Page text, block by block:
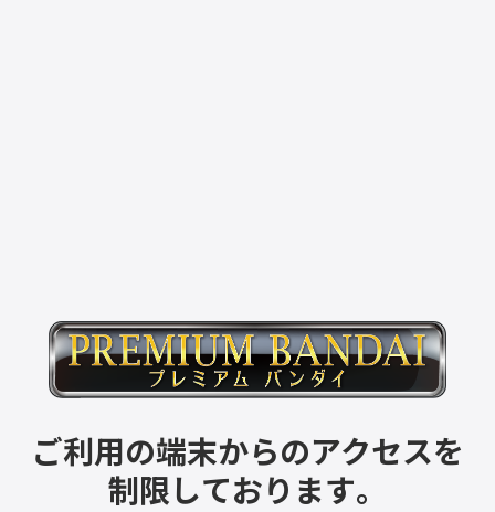
ご利用の端末からのアクセスを
制限しております。